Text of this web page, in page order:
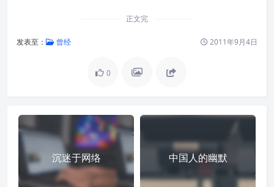
正文完
发表至： 曾经 2011年9月4日
0
沉迷于网络 中国人的幽默